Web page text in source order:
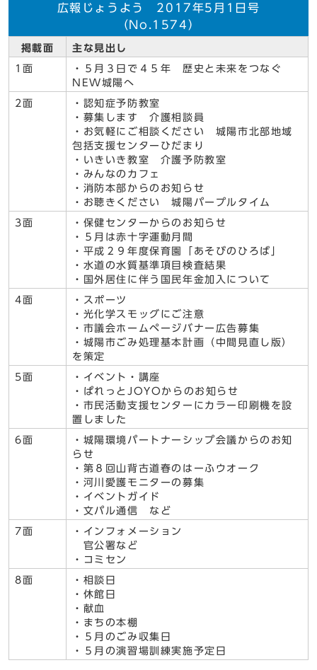
広報じょうよう 2017年5月1日号
（No.1574）
掲載面 主な見出し
1面
・５月３日で４５年 歴史と未来をつなぐ
NEW城陽へ
2面
・認知症予防教室
・募集します 介護相談員
・お気軽にご相談ください 城陽市北部地域
包括支援センターひだまり
・いきいき教室 介護予防教室
・みんなのカフェ
・消防本部からのお知らせ
・お聴きください 城陽パープルタイム
3面
・保健センターからのお知らせ
・５月は赤十字運動月間
・平成２９年度保育園「あそびのひろば」
・水道の水質基準項目検査結果
・国外居住に伴う国民年金加入について
4面
・スポーツ
・光化学スモッグにご注意
・市議会ホームページバナー広告募集
・城陽市ごみ処理基本計画（中間見直し版）
を策定
5面
・イベント・講座
・ぱれっとJOYOからのお知らせ
・市民活動支援センターにカラー印刷機を設
置しました
6面
・城陽環境パートナーシップ会議からのお知
らせ
・第８回山背古道春のはーふウオーク
・河川愛護モニターの募集
・イベントガイド
・文パル通信 など
7面
・インフォメーション
官公署など
・コミセン
8面
・相談日
・休館日
・献血
・まちの本棚
・５月のごみ収集日
・５月の演習場訓練実施予定日